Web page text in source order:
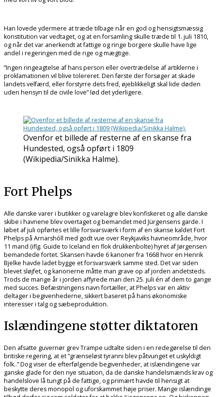
Han lovede ydermere at træde tilbage når en god og hensigtsmæssig
konstitution var vedtaget, og at en forsamling skulle træde til 1. juli 1810,
og når det var anerkendt at fattige og ringe borgere skulle have lige
andel i regeringen med de rige og mægtige.
”Ingen ringeagtelse af hans person eller overtrædelse af artiklerne i
proklamationen vil blive tolereret. Den første der forsøger at skade
landets velfærd, eller forstyrre dets fred, øjeblikkeligt skal lide døden
uden hensyn til de civile love” lød det yderligere.
Ovenfor et billede af resterne af en skanse fra
Hundested, også opført i 1809
(Wikipedia/Sinikka Halme).
Fort Phelps
Alle danske varer i butikker og varelagre blev konfiskeret og alle danske
skibe i havnene blev overtaget og bemandet med Jürgensens garde. I
løbet af juli opførtes et lille forsvarsværk i form af en skanse kaldet Fort
Phelps på Arnarshóll med godt vue over Reykjaviks havneområde, hvor
11 mand (iflg. Guide to Iceland en flok drukkenbolte) hyret af Jørgensen
bemandede fortet. Skansen havde 6 kanoner fra 1668 hvor en Henrik
Bjelke havde ladet bygge et forsvarsværk samme sted. Det var siden
blevet sløjfet, og kanonerne måtte man grave op af jorden andetsteds.
Trods de mange år i jorden affyrede man den 25. juli én af dem to gange
med succes. Befæstningens navn fortæller, at Phelps var en aktiv
deltager i begivenhederne, sikkert baseret på hans økonomiske
interesser i talg og sæbeproduktion.
Islændingene støtter diktatoren
Den afsatte guvernør grev Trampe udtalte siden i en redegørelse til den
britiske regering, at et ”grænseløst tyranni blev påtvunget et uskyldigt
folk..” Dog viser de efterfølgende begivenheder, at islændingene var
ganske glade for den nye situation, da de danske handelsmænds krav og
handelslove lå tungt på de fattige, og primært havde til hensigt at
beskytte deres monopol og uforskammet høje priser. Mange islændinge